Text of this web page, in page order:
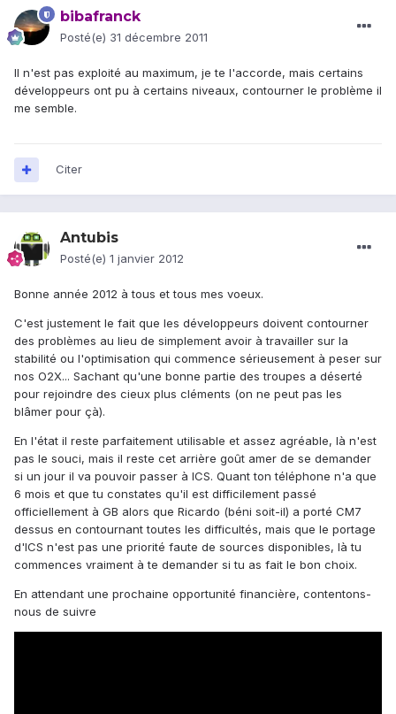
bibafranck
Posté(e) 31 décembre 2011
Il n'est pas exploité au maximum, je te l'accorde, mais certains
développeurs ont pu à certains niveaux, contourner le problème il
me semble.
Citer
Antubis
Posté(e) 1 janvier 2012
Bonne année 2012 à tous et tous mes voeux.
C'est justement le fait que les développeurs doivent contourner
des problèmes au lieu de simplement avoir à travailler sur la
stabilité ou l'optimisation qui commence sérieusement à peser sur
nos O2X... Sachant qu'une bonne partie des troupes a déserté
pour rejoindre des cieux plus cléments (on ne peut pas les
blâmer pour çà).
En l'état il reste parfaitement utilisable et assez agréable, là n'est
pas le souci, mais il reste cet arrière goût amer de se demander
si un jour il va pouvoir passer à ICS. Quant ton téléphone n'a que
6 mois et que tu constates qu'il est difficilement passé
officiellement à GB alors que Ricardo (béni soit-il) a porté CM7
dessus en contournant toutes les difficultés, mais que le portage
d'ICS n'est pas une priorité faute de sources disponibles, là tu
commences vraiment à te demander si tu as fait le bon choix.
En attendant une prochaine opportunité financière, contentons-
nous de suivre